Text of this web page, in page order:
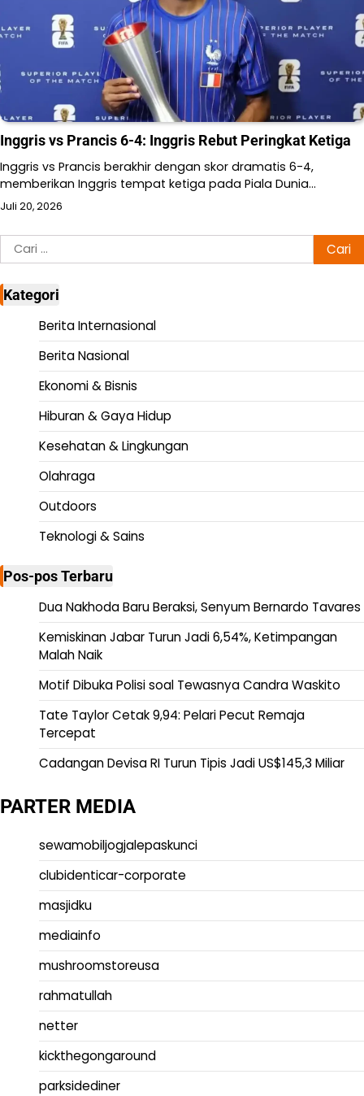
Inggris vs Prancis 6-4: Inggris Rebut Peringkat Ketiga
Inggris vs Prancis berakhir dengan skor dramatis 6-4,
memberikan Inggris tempat ketiga pada Piala Dunia…
Juli 20, 2026
Cari
untuk:
Kategori
Berita Internasional
Berita Nasional
Ekonomi & Bisnis
Hiburan & Gaya Hidup
Kesehatan & Lingkungan
Olahraga
Outdoors
Teknologi & Sains
Pos-pos Terbaru
Dua Nakhoda Baru Beraksi, Senyum Bernardo Tavares
Kemiskinan Jabar Turun Jadi 6,54%, Ketimpangan
Malah Naik
Motif Dibuka Polisi soal Tewasnya Candra Waskito
Tate Taylor Cetak 9,94: Pelari Pecut Remaja
Tercepat
Cadangan Devisa RI Turun Tipis Jadi US$145,3 Miliar
PARTER MEDIA
sewamobiljogjalepaskunci
clubidenticar-corporate
masjidku
mediainfo
mushroomstoreusa
rahmatullah
netter
kickthegongaround
parksidediner